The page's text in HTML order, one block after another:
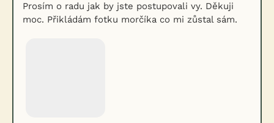
Prosím o radu jak by jste postupovali vy. Děkuji
moc. Přikládám fotku morčíka co mi zůstal sám.